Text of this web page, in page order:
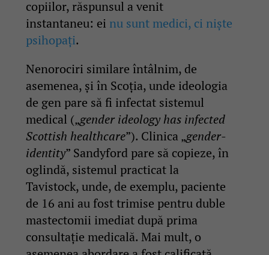
copiilor, răspunsul a venit
instantaneu: ei nu sunt medici, ci niște
psihopați.
Nenorociri similare întâlnim, de
asemenea, și în Scoția, unde ideologia
de gen pare să fi infectat sistemul
medical („gender ideology has infected
Scottish healthcare”). Clinica „gender-
identity” Sandyford pare să copieze, în
oglindă, sistemul practicat la
Tavistock, unde, de exemplu, paciente
de 16 ani au fost trimise pentru duble
mastectomii imediat după prima
consultație medicală. Mai mult, o